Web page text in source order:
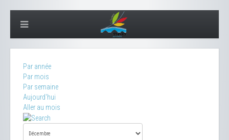
Par année
Par mois
Par semaine
Aujourd'hui
Aller au mois